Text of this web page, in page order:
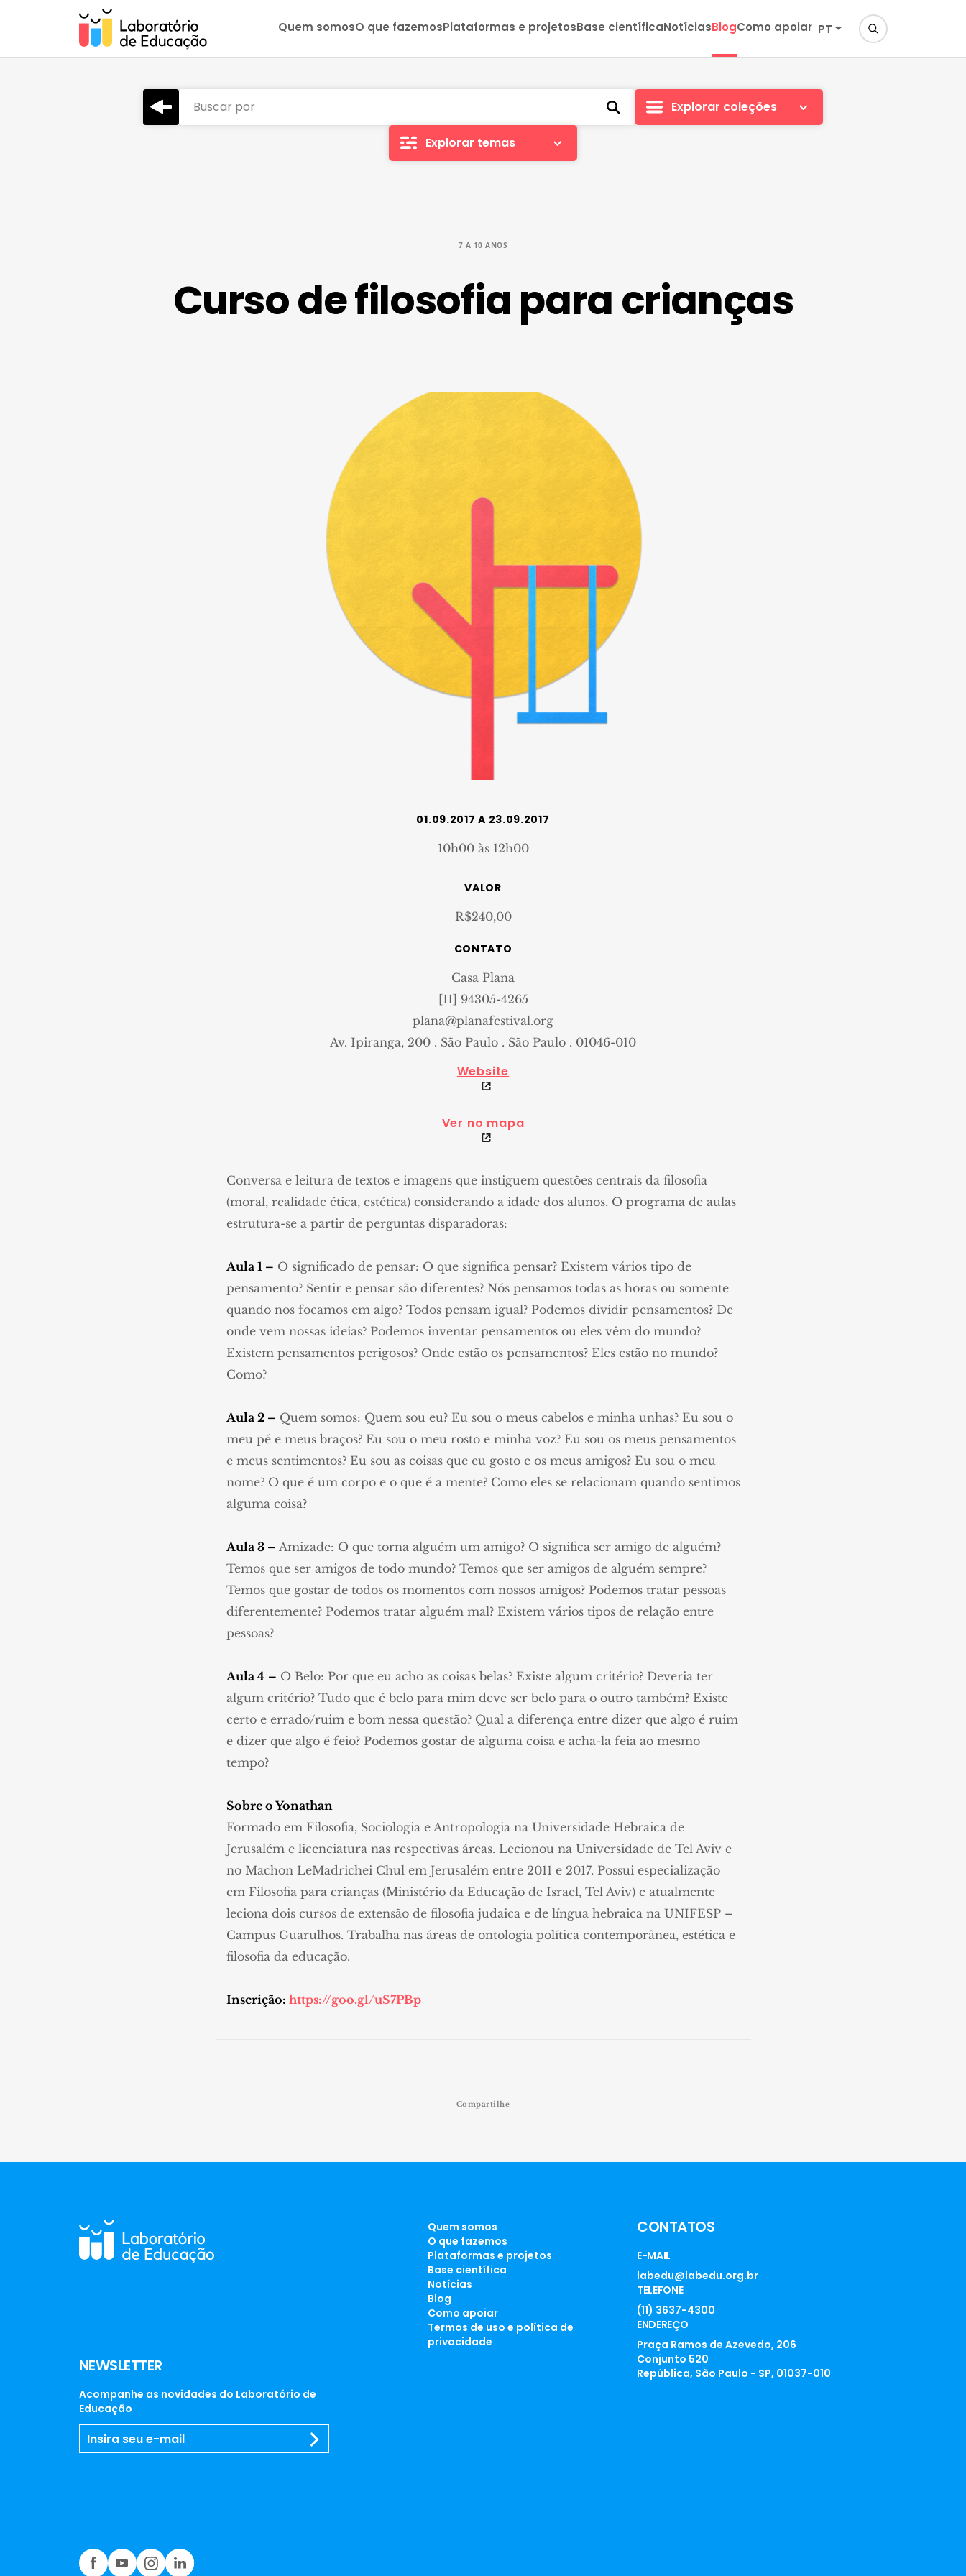
Quem somosO que fazemosPlataformas e projetosBase científicaNotíciasBlogComo apoiar PT
Buscar por Explorar coleções
Explorar temas
7 A 10 ANOS
Curso de filosofia para crianças
01.09.2017 A 23.09.2017
10h00 às 12h00
VALOR
R$240,00
CONTATO
Casa Plana
[11] 94305-4265
plana@planafestival.org
Av. Ipiranga, 200 . São Paulo . São Paulo . 01046-010
Website
Ver no mapa
Conversa e leitura de textos e imagens que instiguem questões centrais da filosofia
(moral, realidade ética, estética) considerando a idade dos alunos. O programa de aulas
estrutura-se a partir de perguntas disparadoras:
Aula 1 – O significado de pensar: O que significa pensar? Existem vários tipo de
pensamento? Sentir e pensar são diferentes? Nós pensamos todas as horas ou somente
quando nos focamos em algo? Todos pensam igual? Podemos dividir pensamentos? De
onde vem nossas ideias? Podemos inventar pensamentos ou eles vêm do mundo?
Existem pensamentos perigosos? Onde estão os pensamentos? Eles estão no mundo?
Como?
Aula 2 – Quem somos: Quem sou eu? Eu sou o meus cabelos e minha unhas? Eu sou o
meu pé e meus braços? Eu sou o meu rosto e minha voz? Eu sou os meus pensamentos
e meus sentimentos? Eu sou as coisas que eu gosto e os meus amigos? Eu sou o meu
nome? O que é um corpo e o que é a mente? Como eles se relacionam quando sentimos
alguma coisa?
Aula 3 – Amizade: O que torna alguém um amigo? O significa ser amigo de alguém?
Temos que ser amigos de todo mundo? Temos que ser amigos de alguém sempre?
Temos que gostar de todos os momentos com nossos amigos? Podemos tratar pessoas
diferentemente? Podemos tratar alguém mal? Existem vários tipos de relação entre
pessoas?
Aula 4 – O Belo: Por que eu acho as coisas belas? Existe algum critério? Deveria ter
algum critério? Tudo que é belo para mim deve ser belo para o outro também? Existe
certo e errado/ruim e bom nessa questão? Qual a diferença entre dizer que algo é ruim
e dizer que algo é feio? Podemos gostar de alguma coisa e acha-la feia ao mesmo
tempo?
Sobre o Yonathan
Formado em Filosofia, Sociologia e Antropologia na Universidade Hebraica de
Jerusalém e licenciatura nas respectivas áreas. Lecionou na Universidade de Tel Aviv e
no Machon LeMadrichei Chul em Jerusalém entre 2011 e 2017. Possui especialização
em Filosofia para crianças (Ministério da Educação de Israel, Tel Aviv) e atualmente
leciona dois cursos de extensão de filosofia judaica e de língua hebraica na UNIFESP –
Campus Guarulhos. Trabalha nas áreas de ontologia política contemporânea, estética e
filosofia da educação.
Inscrição: https://goo.gl/uS7PBp
Compartilhe
NEWSLETTER
Acompanhe as novidades do Laboratório de
Educação
Quem somos
O que fazemos
Plataformas e projetos
Base científica
Notícias
Blog
Como apoiar
Termos de uso e política de
privacidade
CONTATOS
E-MAIL
labedu@labedu.org.br
TELEFONE
(11) 3637-4300
ENDEREÇO
Praça Ramos de Azevedo, 206
Conjunto 520
República, São Paulo - SP, 01037-010